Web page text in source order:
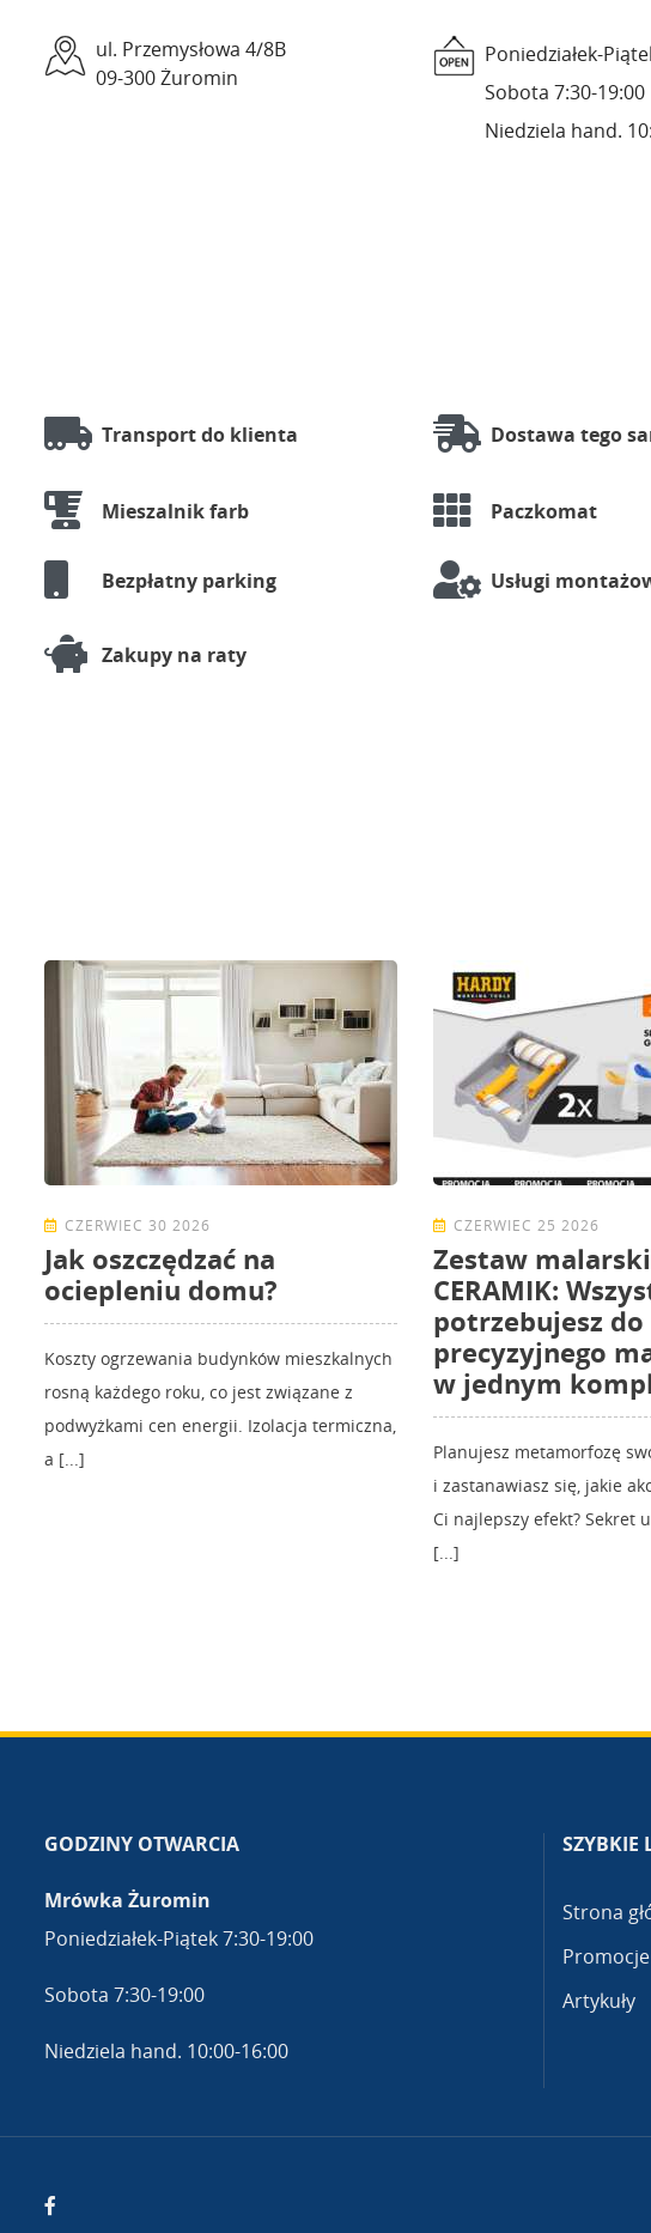
ul. Przemysłowa 4/8B
09-300 Żuromin
Poniedziałek-
Sobota 7:30-19:00
Niedziela hand.
Transport do klienta Dostawa tego
Mieszalnik farb Paczkomat
Bezpłatny parking Usługi
Zakupy na raty
CZERWIEC 30 2026
Jak oszczędzać na
ociepleniu domu?
Koszty ogrzewania budynków mieszkalnych
rosną każdego roku, co jest związane z
podwyżkami cen energii. Izolacja termiczna,
a [...]
CZERWIEC 25 2026
Zestaw malarski
CERAMIK:
potrzebujesz do
precyzyjnego
w jednym
Planujesz metamorfozę
i zastanawiasz się, jakie
Ci najlepszy efekt? Sekret
[...]
GODZINY OTWARCIA
Mrówka Żuromin
Poniedziałek-Piątek 7:30-19:00
Sobota 7:30-19:00
Niedziela hand. 10:00-16:00
SZYBKIE
Strona
Promocje
Artykuły